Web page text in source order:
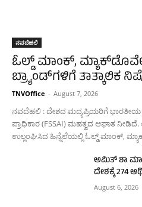
ನವದೆಹಲಿ
ಓಲ್ಡ್ ಮಾಂಕ್,
ಬ್ರ್ಯಾಂಡ್‌ಗಳಿಗೆ ತಾತ್ಕಾಲಿಕ
TNVOffice - August 7, 2026
ನವದೆಹಲಿ : ದೇಶದ ಮದ್ಯಪ್ರಿಯರಿಗೆ ಭಾರತೀಯ
ಪ್ರಾಧಿಕಾರ (FSSAI) ಮಹತ್ವದ ಆಘಾತ
ಉಲ್ಲಂಘಿಸಿದ ಹಿನ್ನೆಲೆಯಲ್ಲಿ ಓಲ್ಡ್ ಮಾಂಕ್,
ಅಮಿತ್ ಶಾ
ದೇಶಕ್ಕೆ 274
August 6, 2026